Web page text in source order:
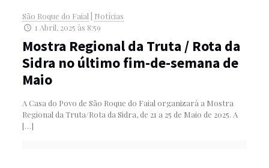
São Roque do Faial| Notícias
1 Abril, 2025 às 8:59
Mostra Regional da Truta / Rota da
Sidra no último fim-de-semana de
Maio
A Casa do Povo de São Roque do Faial organizará a Mostra
Regional da Truta/Rota da Sidra, de 21 a 25 de Maio de 2025. A
[…]